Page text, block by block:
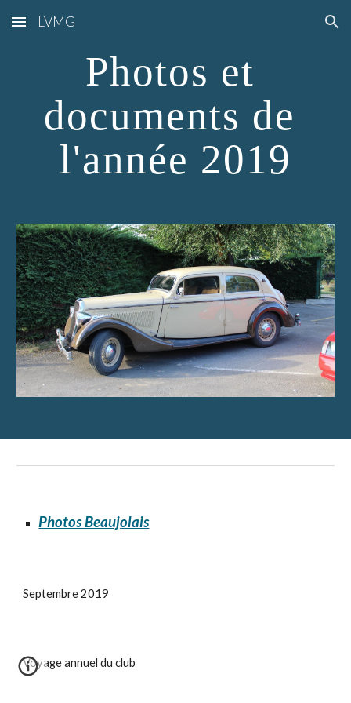
Skip to main content Skip to navigation
LVMG
Photos et
documents de
l'année 2019
Photos Beaujolais
Septembre 2019
Voyage annuel du club